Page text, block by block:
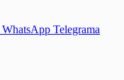
WhatsApp Telegrama